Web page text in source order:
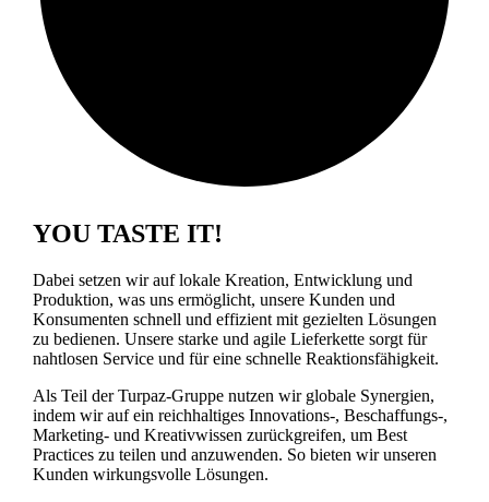
YOU TASTE IT!
Dabei setzen wir auf lokale Kreation, Entwicklung und
Produktion, was uns ermöglicht, unsere Kunden und
Konsumenten schnell und effizient mit gezielten Lösungen
zu bedienen. Unsere starke und agile Lieferkette sorgt für
nahtlosen Service und für eine schnelle Reaktionsfähigkeit.
Als Teil der Turpaz-Gruppe nutzen wir globale Synergien,
indem wir auf ein reichhaltiges Innovations-, Beschaffungs-,
Marketing- und Kreativwissen zurückgreifen, um Best
Practices zu teilen und anzuwenden. So bieten wir unseren
Kunden wirkungsvolle Lösungen.